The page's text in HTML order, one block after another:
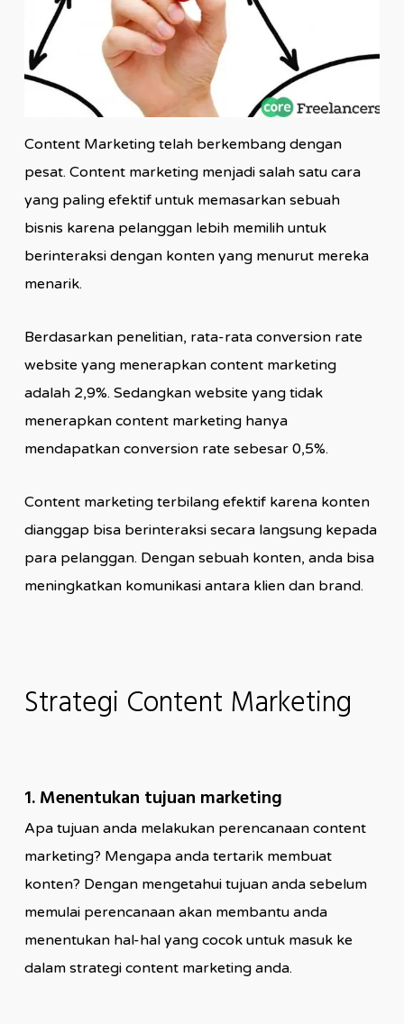
Content Marketing telah berkembang dengan
pesat. Content marketing menjadi salah satu cara
yang paling efektif untuk memasarkan sebuah
bisnis karena pelanggan lebih memilih untuk
berinteraksi dengan konten yang menurut mereka
menarik.
Berdasarkan penelitian, rata-rata conversion rate
website yang menerapkan content marketing
adalah 2,9%. Sedangkan website yang tidak
menerapkan content marketing hanya
mendapatkan conversion rate sebesar 0,5%.
Content marketing terbilang efektif karena konten
dianggap bisa berinteraksi secara langsung kepada
para pelanggan. Dengan sebuah konten, anda bisa
meningkatkan komunikasi antara klien dan brand.
Strategi Content Marketing
1. Menentukan tujuan marketing
Apa tujuan anda melakukan perencanaan content
marketing? Mengapa anda tertarik membuat
konten? Dengan mengetahui tujuan anda sebelum
memulai perencanaan akan membantu anda
menentukan hal-hal yang cocok untuk masuk ke
dalam strategi content marketing anda.